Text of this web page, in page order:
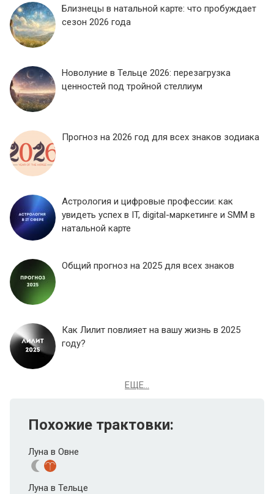
Близнецы в натальной карте: что пробуждает
сезон 2026 года
Новолуние в Тельце 2026: перезагрузка
ценностей под тройной стеллиум
Прогноз на 2026 год для всех знаков зодиака
Астрология и цифровые профессии: как
увидеть успех в IT, digital-маркетинге и SMM в
натальной карте
Общий прогноз на 2025 для всех знаков
Как Лилит повлияет на вашу жизнь в 2025
году?
ЕЩЕ...
Похожие трактовки:
Луна в Овне
Луна в Тельце